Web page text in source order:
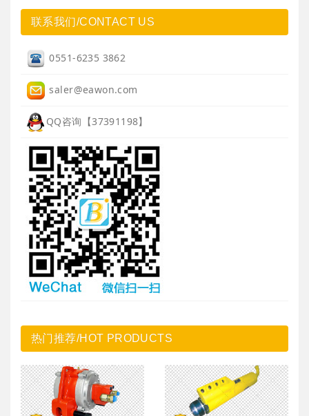
联系我们/CONTACT US
0551-6235 3862
saler@eawon.com
QQ咨询【37391198】
热门推荐/HOT PRODUCTS